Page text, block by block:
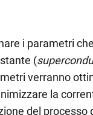
i parametri
(
verranno
la
del